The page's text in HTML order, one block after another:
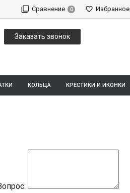
Сравнение 0 Избранное
Заказать звонок
КОЛЬЦА КРЕСТИКИ И ИКОНКИ